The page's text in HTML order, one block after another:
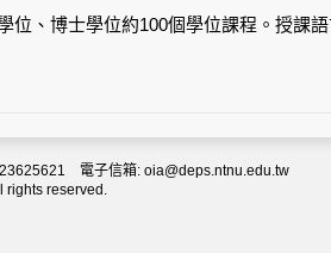
、博士學位約100個學位課程。授課
電子信箱: oia@deps.ntnu.edu.tw
rights reserved.